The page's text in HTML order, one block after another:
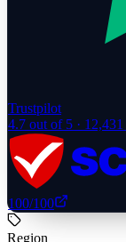
Trustpilot
4.7 out of 5 · 12,431
100/100
Region